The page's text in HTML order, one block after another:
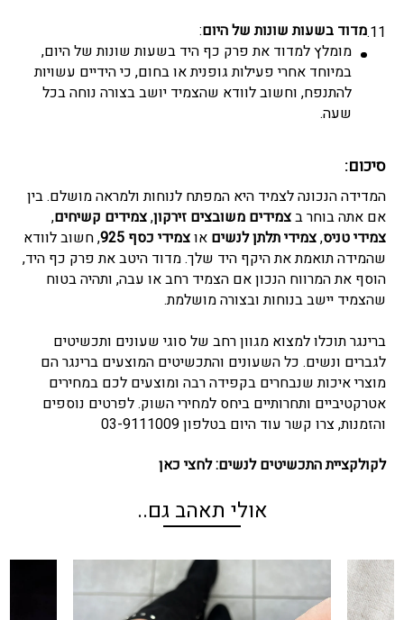
מדוד בשעות שונות של היום:
מומלץ למדוד את פרק כף היד בשעות שונות של היום,
במיוחד אחרי פעילות גופנית או בחום, כי הידיים עשויות
להתנפח, וחשוב לוודא שהצמיד יושב בצורה נוחה בכל
שעה.
סיכום:
המדידה הנכונה לצמיד היא המפתח לנוחות ולמראה מושלם. בין
אם אתה בוחר בצמידים משובצים זירקון,צמידים קשיחים,
צמידי טניס,צמידי תלתן לנשים אוצמידי כסף 925 ,חשוב לוודא
שהמידה תואמת את היקף היד שלך. מדוד היטב את פרק כף היד,
הוסף את המרווח הנכון אם הצמיד רחב או עבה, ותהיה בטוח
שהצמיד יישב בנוחות ובצורה מושלמת.
ברינגר תוכלו למצוא מגוון רחב של סוגי שעונים ותכשיטים
לגברים ונשים. כל השעונים והתכשיטים המוצעים ברינגר הם
מוצרי איכות שנבחרים בקפידה רבה ומוצעים לכם במחירים
אטרקטיביים ותחרותיים ביחס למחירי השוק. לפרטים נוספים
והזמנות, צרו קשר עוד היום בטלפון 03-9111009
לקולקציית התכשיטים לנשים:לחצי כאן